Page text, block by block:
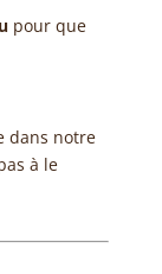
pour que
dans notre
à le